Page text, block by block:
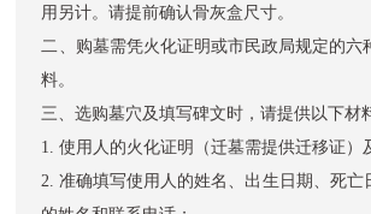
用另计。请提前确认骨灰盒尺寸。
二、购墓需凭火化证明或市民政局规定的六
料。
三、选购墓穴及填写碑文时，请提供以下材
1. 使用人的火化证明（迁墓需提供迁移证）
2. 准确填写使用人的姓名、出生日期、死亡